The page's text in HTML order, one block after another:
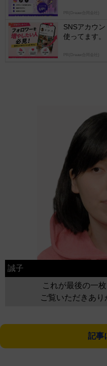
PR(Dreaw合同会社)
SNSアカウ
使ってます。
PR(Dreaw合同会社)
誠子
これが最後の一
ご覧いただきあり
記事